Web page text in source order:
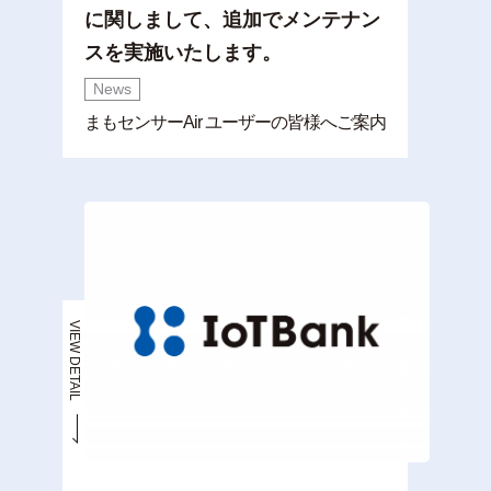
に関しまして、追加でメンテナン
スを実施いたします。
News
まもセンサーAir ユーザーの皆様へご案内
VIEW DETAIL